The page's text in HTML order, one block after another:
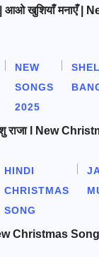
खुशियाँ मनाएँ |
NEW
SONGS
2025
राजा l New
HINDI
CHRISTMAS
SONG
Christmas Song